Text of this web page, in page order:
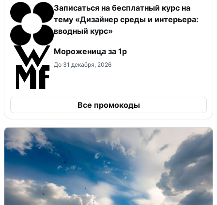
Записаться на бесплатный курс на
тему «Дизайнер среды и интерьера:
вводный курс»
Мороженица за 1р
До 31 декабря, 2026
Все промокоды